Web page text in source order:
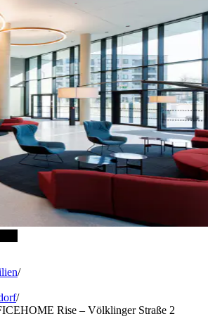
/
/
Rise – Völklinger Straße 2